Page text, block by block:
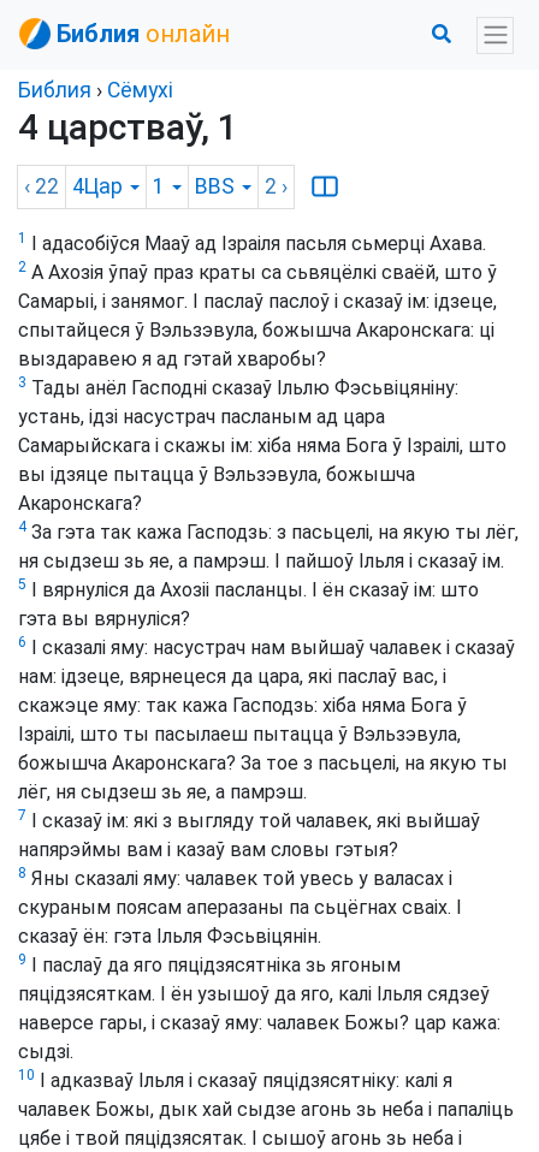
Библия онлайн
Библия › Сёмухі
4 царстваў, 1
‹ 22 4Цар 1 BBS 2 ›
1 І адасобіўся Мааў ад Ізраіля пасьля сьмерці Ахава.
2 А Ахозія ўпаў праз краты са сьвяцёлкі сваёй, што ў
Самарыі, і занямог. І паслаў паслоў і сказаў ім: ідзеце,
спытайцеся ў Вэльзэвула, божышча Акаронскага: ці
выздаравею я ад гэтай хваробы?
3 Тады анёл Гасподні сказаў Ільлю Фэсьвіцяніну:
устань, ідзі насустрач пасланым ад цара
Самарыйскага і скажы ім: хіба няма Бога ў Ізраілі, што
вы ідзяце пытацца ў Вэльзэвула, божышча
Акаронскага?
4За гэта так кажа Гасподзь: з пасьцелі, на якую ты лёг,
ня сыдзеш зь яе, а памрэш. І пайшоў Ільля і сказаў ім.
5
І вярнуліся да Ахозіі пасланцы. І ён сказаў ім: што
гэта вы вярнуліся?
6
І сказалі яму: насустрач нам выйшаў чалавек і сказаў
нам: ідзеце, вярнецеся да цара, які паслаў вас, і
скажэце яму: так кажа Гасподзь: хіба няма Бога ў
Ізраілі, што ты пасылаеш пытацца ў Вэльзэвула,
божышча Акаронскага? За тое з пасьцелі, на якую ты
лёг, ня сыдзеш зь яе, а памрэш.
7
І сказаў ім: які з выгляду той чалавек, які выйшаў
напярэймы вам і казаў вам словы гэтыя?
8 Яны сказалі яму: чалавек той увесь у валасах і
скураным поясам аперазаны па сьцёгнах сваіх. І
сказаў ён: гэта Ільля Фэсьвіцянін.
9
І паслаў да яго пяцідзясятніка зь ягоным
пяцідзясяткам. І ён узышоў да яго, калі Ільля сядзеў
наверсе гары, і сказаў яму: чалавек Божы? цар кажа:
сыдзі.
10
І адказваў Ільля і сказаў пяцідзясятніку: калі я
чалавек Божы, дык хай сыдзе агонь зь неба і папаліць
цябе і твой пяцідзясятак. І сышоў агонь зь неба і